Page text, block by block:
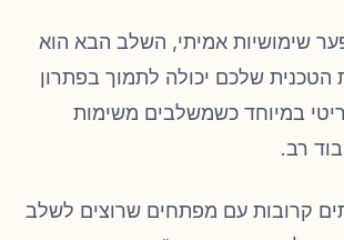
שימושיות אמיתי, השלב הבא הוא
הטכנית שלכם יכולה לתמוך בפתרון
במיוחד כשמשלבים משימות
רב.
קרובות עם מפתחים שרוצים לשלב